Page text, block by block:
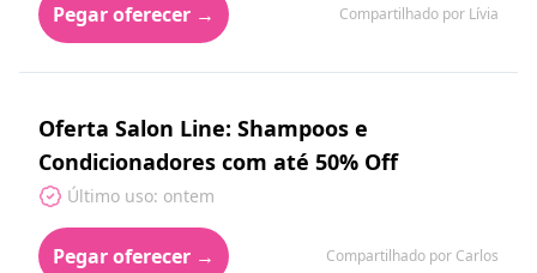
Pegar oferecer → Compartilhado por Lívia
Oferta Salon Line: Shampoos e
Condicionadores com até 50% Off
Último uso: ontem
Pegar oferecer → Compartilhado por Carlos